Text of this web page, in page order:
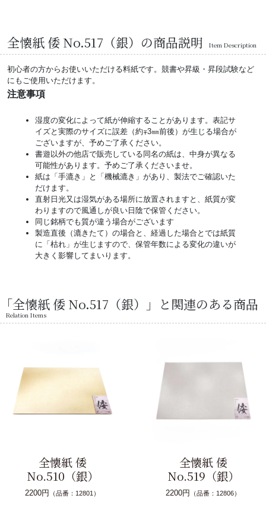
全懐紙 倭 No.517（銀）の商品説明 Item Description
初心者の方からお使いいただける料紙です。競書や昇級・昇段試験など
にもご使用いただけます。
注意事項
湿度の変化によって紙が伸縮することがあります。表記サ
イズと実際のサイズに誤差（約∓3㎜前後）が生じる場合が
ございますが、予めご了承ください。
書遊以外の他店で販売している同名の紙は、中身が異なる
可能性があります。予めご了承くださいませ。
紙は「手漉き」と「機械漉き」があり、製法でご確認いた
だけます。
直射日光又は湿気がある場所に放置されますと、紙質が変
わりますので風通しが良い日陰で保管ください。
同じ銘柄でも質が違う場合がございます
製造直後（漉きたて）の場合と、経過した場合とでは紙質
に「枯れ」が生じますので、保管年数による変化の違いが
大きく影響してまいります。
「全懐紙 倭 No.517（銀）」と関連のある商品
Relation Items
全懐紙 倭
No.510（銀）
2200円 （品番：12801）
全懐紙 倭
No.519（銀）
2200円 （品番：12806）